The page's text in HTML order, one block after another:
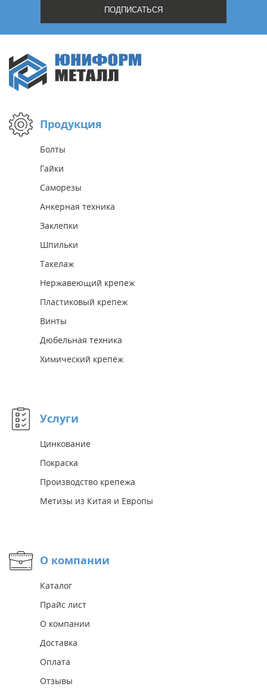
Продукция
Болты
Гайки
Саморезы
Анкерная техника
Заклепки
Шпильки
Такелаж
Нержавеющий крепеж
Пластиковый крепеж
Винты
Дюбельная техника
Химический крепёж
Услуги
Цинкование
Покраска
Производство крепежа
Метизы из Китая и Европы
О компании
Каталог
Прайс лист
О компании
Доставка
Оплата
Отзывы